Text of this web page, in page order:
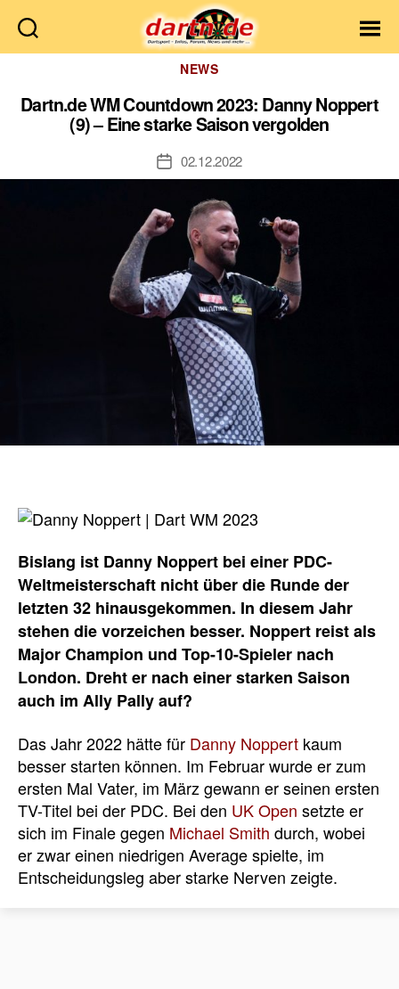
Dartn.de
Kategorien
NEWS
Dartn.de WM Countdown 2023: Danny Noppert
(9) – Eine starke Saison vergolden
Veröffentlichungsdatum
02.12.2022
Bislang ist Danny Noppert bei einer PDC-
Weltmeisterschaft nicht über die Runde der
letzten 32 hinausgekommen. In diesem Jahr
stehen die vorzeichen besser. Noppert reist als
Major Champion und Top-10-Spieler nach
London. Dreht er nach einer starken Saison
auch im Ally Pally auf?
Das Jahr 2022 hätte für Danny Noppert kaum
besser starten können. Im Februar wurde er zum
ersten Mal Vater, im März gewann er seinen ersten
TV-Titel bei der PDC. Bei den UK Open setzte er
sich im Finale gegen Michael Smith durch, wobei
er zwar einen niedrigen Average spielte, im
Entscheidungsleg aber starke Nerven zeigte.